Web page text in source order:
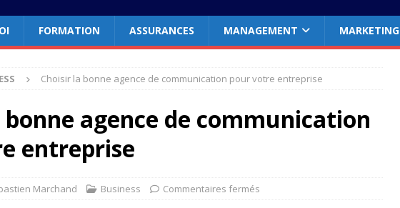
FORMATION ASSURANCES MANAGEMENT MARKETING
Choisir la bonne agence de communication pour votre entreprise
bonne agence de communication
entreprise
Marchand Business Commentaires fermés